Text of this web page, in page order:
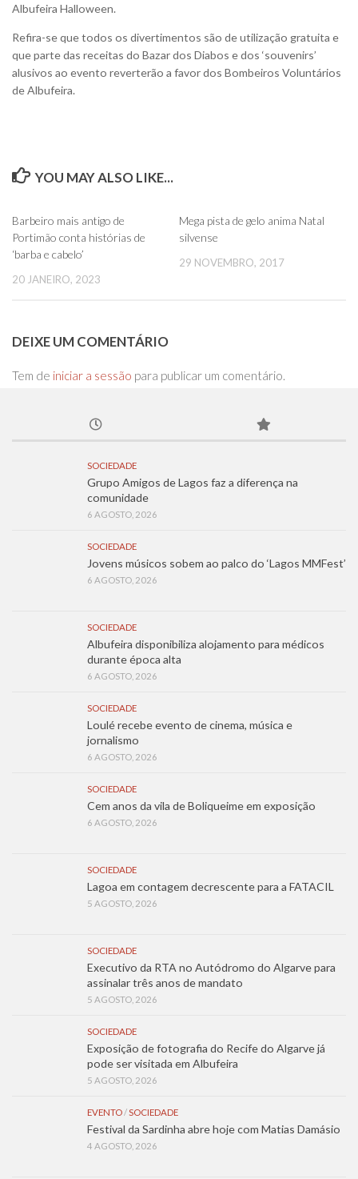
Albufeira Halloween.
Refira-se que todos os divertimentos são de utilização gratuita e
que parte das receitas do Bazar dos Diabos e dos ‘souvenirs’
alusivos ao evento reverterão a favor dos Bombeiros Voluntários
de Albufeira.
YOU MAY ALSO LIKE...
Barbeiro mais antigo de
Portimão conta histórias de
‘barba e cabelo’
20 JANEIRO, 2023
Mega pista de gelo anima Natal
silvense
29 NOVEMBRO, 2017
DEIXE UM COMENTÁRIO
Tem de iniciar a sessão para publicar um comentário.
SOCIEDADE
Grupo Amigos de Lagos faz a diferença na
comunidade
6 AGOSTO, 2026
SOCIEDADE
Jovens músicos sobem ao palco do ‘Lagos MMFest’
6 AGOSTO, 2026
SOCIEDADE
Albufeira disponibiliza alojamento para médicos
durante época alta
6 AGOSTO, 2026
SOCIEDADE
Loulé recebe evento de cinema, música e
jornalismo
6 AGOSTO, 2026
SOCIEDADE
Cem anos da vila de Boliqueime em exposição
6 AGOSTO, 2026
SOCIEDADE
Lagoa em contagem decrescente para a FATACIL
5 AGOSTO, 2026
SOCIEDADE
Executivo da RTA no Autódromo do Algarve para
assinalar três anos de mandato
5 AGOSTO, 2026
SOCIEDADE
Exposição de fotografia do Recife do Algarve já
pode ser visitada em Albufeira
5 AGOSTO, 2026
EVENTO/SOCIEDADE
Festival da Sardinha abre hoje com Matias Damásio
4 AGOSTO, 2026